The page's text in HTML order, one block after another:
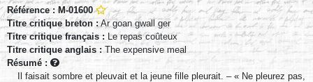
Référence : M-01600
Titre critique breton : Ar goan gwall ger
Titre critique français : Le repas coûteux
Titre critique anglais : The expensive meal
Résumé :
Il faisait sombre et pleuvait et la jeune fille pleurait. – « Ne pleurez pas,